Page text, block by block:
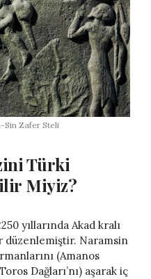
Sin Zafer Steli
Türki
Miyiz?
yıllarında Akad kralı
düzenlemiştir. Naramsin
(Amanos
Dağları’nı) aşarak iç